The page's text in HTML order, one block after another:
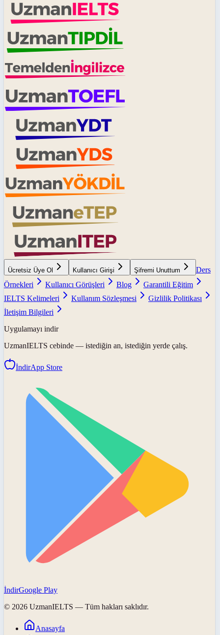
Ücretsiz Üye Ol Kullanıcı Girişi Şifremi Unuttum
Ders
Örnekleri
Kullanıcı Görüşleri Blog
Garantili Eğitim
IELTS Kelimeleri
Kullanım Sözleşmesi
Gizlilik Politikası
İletişim Bilgileri
Uygulamayı indir
UzmanIELTS cebinde — istediğin an, istediğin yerde çalış.
İndirApp Store
İndirGoogle Play
© 2026 UzmanIELTS — Tüm hakları saklıdır.
Anasayfa